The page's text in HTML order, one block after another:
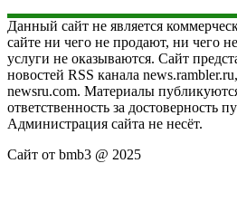
Данный сайт не является
сайте ни чего не продают, ни чего
услуги не оказываются. Сайт
новостей RSS канала
newsru.com. Материалы
ответственность за достоверность
Администрация сайта не несёт.
Сайт от bmb3 @ 2025